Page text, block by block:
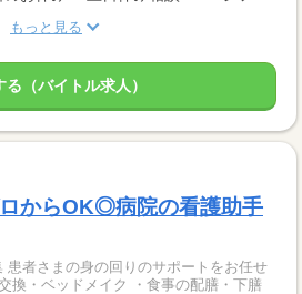
もっと見る
る（バイトル求人）
からOK◎病院の看護助手
患者さまの身の回りのサポートをお任せ
換・ベッドメイク ・食事の配膳・下膳